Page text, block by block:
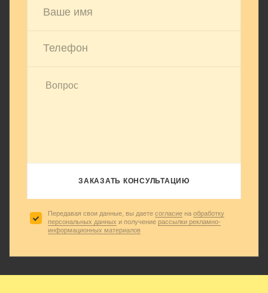
ЗАКАЗАТЬ КОНСУЛЬТАЦИЮ
Передавая свои данные, вы даете согласие на обработку
персональных данных и получение рассылки рекламно-
информационных материалов